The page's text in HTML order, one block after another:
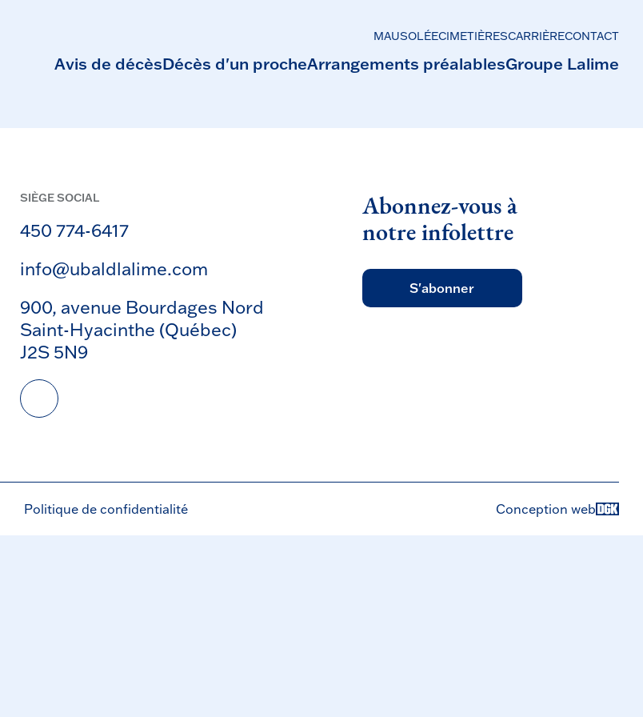
MAUSOLÉECIMETIÈRESCARRIÈRECONTACT
Avis de décèsDécès d'un procheArrangements préalablesGroupe Lalime
SIÈGE SOCIAL
450 774-6417
info@ubaldlalime.com
900, avenue Bourdages Nord
Saint-Hyacinthe (Québec)
J2S 5N9
Abonnez-vous à
notre infolettre
S'abonner
Politique de confidentialité Conception web